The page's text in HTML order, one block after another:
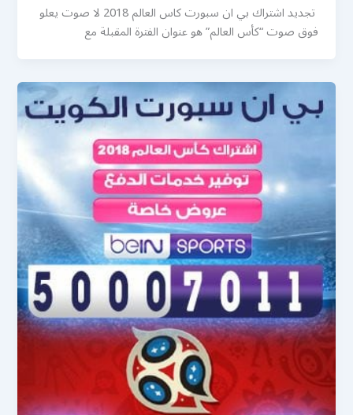
تجديد اشتراك بي ان سبورت كاس العالم 2018 لا صوت يعلو
فوق صوت “كأس العالم” هو عنوان الفترة المقبلة مع